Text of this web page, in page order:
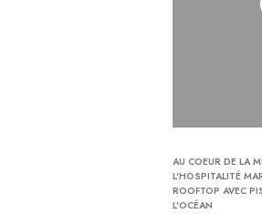
AU COEUR DE LA
L'HOSPITALITÉ
ROOFTOP AVEC
L'OCÉAN